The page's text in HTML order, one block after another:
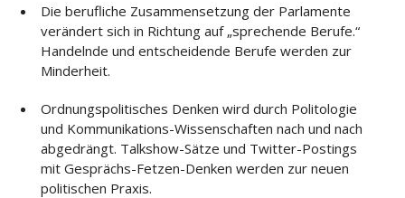
Die berufliche Zusammensetzung der Parlamente
verändert sich in Richtung auf „sprechende Berufe.“
Handelnde und entscheidende Berufe werden zur
Minderheit.
Ordnungspolitisches Denken wird durch Politologie
und Kommunikations-Wissenschaften nach und nach
abgedrängt. Talkshow-Sätze und Twitter-Postings
mit Gesprächs-Fetzen-Denken werden zur neuen
politischen Praxis.